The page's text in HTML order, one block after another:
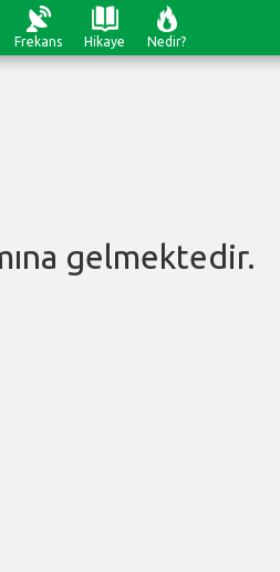
Frekans Hikaye Nedir?
gelmektedir.